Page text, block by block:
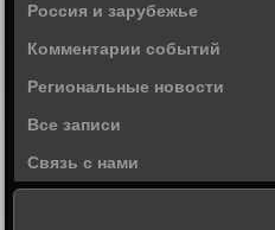
Россия и зарубежье
Комментарии событий
Региональные новости
Все записи
Связь с нами